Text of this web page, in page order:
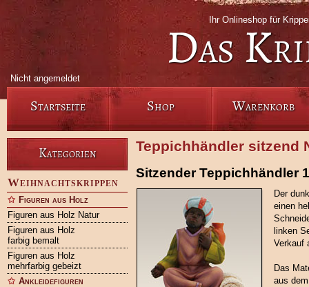
Ihr Onlineshop für
Das
Nicht angemeldet
Startseite Shop Warenkorb
Kategorien
Weihnachtskrippen
Figuren aus Holz
Figuren aus Holz Natur
Figuren aus Holz
farbig bemalt
Figuren aus Holz
mehrfarbig gebeizt
Ankleidefiguren
Teppichhändler sitzend
Sitzender Teppichhändler
Der
einen
linken
Verkauf
Das
aus